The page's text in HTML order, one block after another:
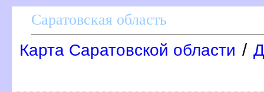
Саратовская область
Карта Саратовской области /